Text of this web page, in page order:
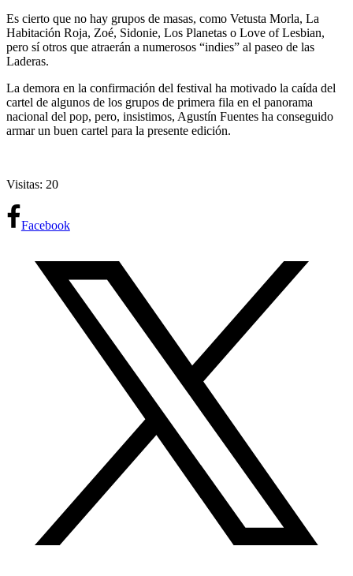
Es cierto que no hay grupos de masas, como Vetusta Morla, La
Habitación Roja, Zoé, Sidonie, Los Planetas o Love of Lesbian,
pero sí otros que atraerán a numerosos “indies” al paseo de las
Laderas.
La demora en la confirmación del festival ha motivado la caída del
cartel de algunos de los grupos de primera fila en el panorama
nacional del pop, pero, insistimos, Agustín Fuentes ha conseguido
armar un buen cartel para la presente edición.
Visitas: 20
Facebook